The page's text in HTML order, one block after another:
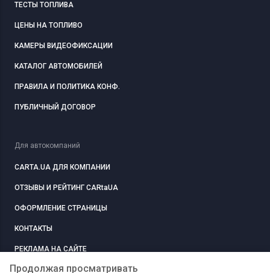
Продолжая просматривать
ТЕСТЫ ТОПЛИВА
ЦЕНЫ НА ТОПЛИВО
КАМЕРЫ ВИДЕОФИКСАЦИИ
КАТАЛОГ АВТОМОБИЛЕЙ
ПРАВИЛА И ПОЛИТИКА КОНФ.
ПУБЛИЧНЫЙ ДОГОВОР
Для автокомпаний
CARTA.UA ДЛЯ КОМПАНИИ
ОТЗЫВЫ И РЕЙТИНГ CARtaUA
ОФОРМЛЕНИЕ СТРАНИЦЫ
КОНТАКТЫ
РЕКЛАМА НА САЙТЕ